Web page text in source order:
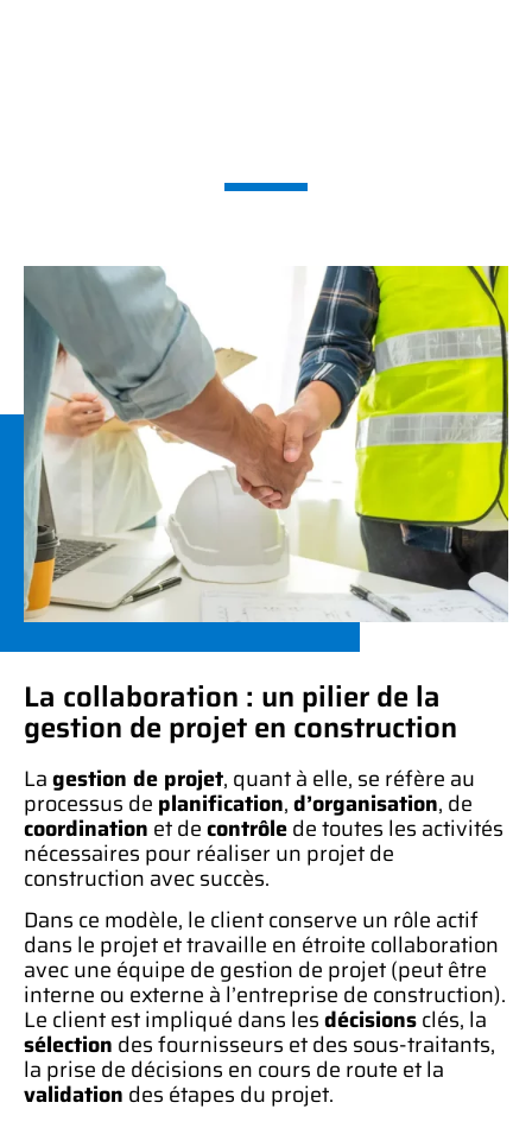
La collaboration : un pilier de la
gestion de projet en construction
Lagestion de projet, quant à elle, se réfère au
processus de planification,d’organisation, de
coordination et decontrôlede toutes les activités
nécessaires pour réaliser un projet de
construction avec succès.
Dans ce modèle, le client conserve un rôle actif
dans le projet et travaille en étroite collaboration
avec une équipe de gestion de projet (peut être
interne ou externe à l’entreprise de construction).
Le client est impliqué dans lesdécisionsclés, la
sélection des fournisseurs et des sous-traitants,
la prise de décisions en cours de route et la
validation des étapes du projet.